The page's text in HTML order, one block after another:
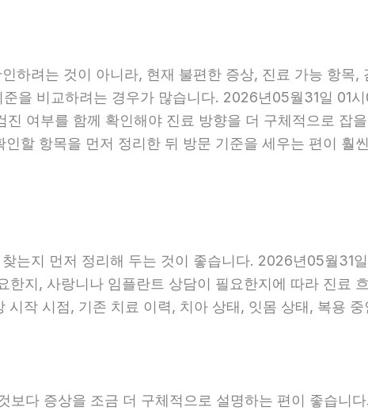
하려는 것이 아니라, 현재 불편한 증상, 진료 가능 항목
을 비교하려는 경우가 많습니다. 2026년05월31일 01
여부를 함께 확인해야 진료 방향을 더 구체적으로 잡
할 항목을 먼저 정리한 뒤 방문 기준을 세우는 편이 훨
는지 먼저 정리해 두는 것이 좋습니다. 2026년05월31
지, 사랑니나 임플란트 상담이 필요한지에 따라 진료
작 시점, 기존 치료 이력, 치아 상태, 잇몸 상태, 복용
보다 증상을 조금 더 구체적으로 설명하는 편이 좋습니